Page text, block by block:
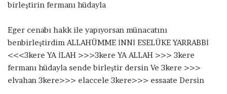
birleştirin fermanı hüdayla
Eger cenabı hakk ile yapıyorsan münacatını
benbirleştirdim ALLAHÜMME İNNİ ESELÜKE YARRABBİ
<<<3kere YA İLAH >>>3kere YA ALLAH >>> 3kere
fermanı hüdayla sende birleştir dersin Ve 3kere >>>
elvahan 3kere>>> elaccele 3kere>>> essaate Dersin